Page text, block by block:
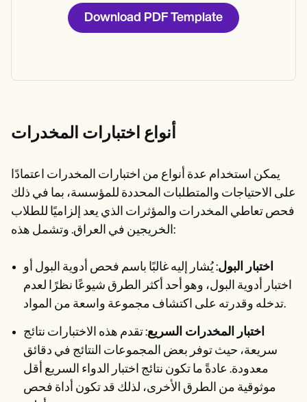
Download PDF Template
أنواع اختبارات المخدرات
يمكن استخدام عدة أنواع من اختبارات المخدرات اعتمادًا
على الاحتياجات والمتطلبات المحددة للمؤسسة، بما في ذلك
فحص تعاطي المخدرات والمؤثرات الذي يعد إلزاميًا للطلاب
الخريجين في العراق. وتشمل هذه:
اختبار البول: يُشار إليه غالبًا باسم فحص أدوية البول أو
اختبار أدوية البول، وهو أحد أكثر الطرق شيوعًا نظرًا لعدم
تدخله وقدرته على اكتشاف مجموعة واسعة من المواد.
اختبار المخدرات السريع: تقدم هذه الاختبارات نتائج
سريعة، حيث توفر بعض المجموعات النتائج في دقائق
معدودة. عادةً ما تكون نتائج اختبار الدواء السريع أقل
موثوقية من الطرق الأخرى، لذلك قد تكون أداة فحص